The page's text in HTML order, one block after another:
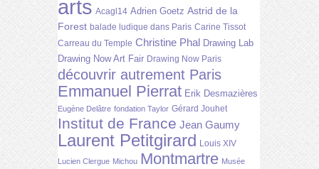
arts Acagl14 Adrien Goetz Astrid de la
Forest balade ludique dans Paris Carine Tissot
Carreau du Temple Christine Phal Drawing Lab
Drawing Now Art Fair Drawing Now Paris
découvrir autrement Paris
Emmanuel Pierrat Erik Desmazières
Eugène Delâtre fondation Taylor Gérard Jouhet
Institut de France Jean Gaumy
Laurent Petitgirard Louis XIV
Lucien Clergue Michou Montmartre Musée